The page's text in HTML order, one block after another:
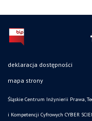
deklaracja dostępności
mapa strony
Śląskie Centrum Inżynierii Prawa,
i Kompetencji Cyfrowych CYBER